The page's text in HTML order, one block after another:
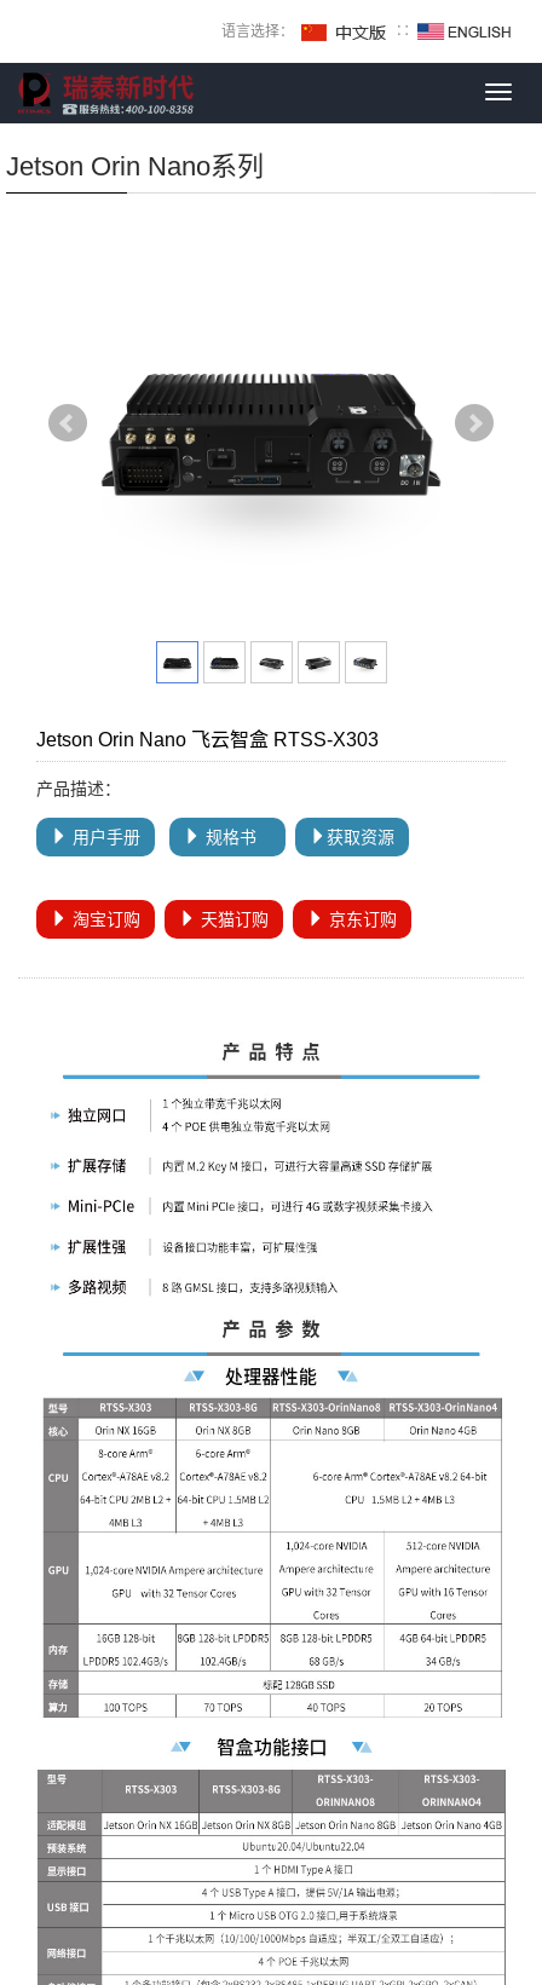
语言选择： ∷
Jetson Orin Nano系列
Jetson Orin Nano 飞云智盒 RTSS-X303
产品描述：
用户手册 规格书 获取资源
淘宝订购 天猫订购 京东订购